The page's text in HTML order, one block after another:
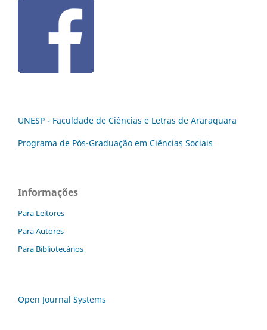
UNESP - Faculdade de Ciências e Letras de Araraquara
Programa de Pós-Graduação em Ciências Sociais
Informações
Para Leitores
Para Autores
Para Bibliotecários
Open Journal Systems